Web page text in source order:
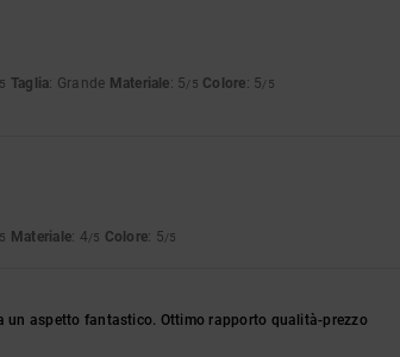
Taglia: Grande Materiale: 5/5 Colore: 5/5
Materiale: 4/5 Colore: 5/5
un aspetto fantastico. Ottimo rapporto qualità-prezzo